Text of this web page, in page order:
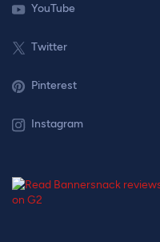
YouTube
Twitter
Pinterest
Instagram